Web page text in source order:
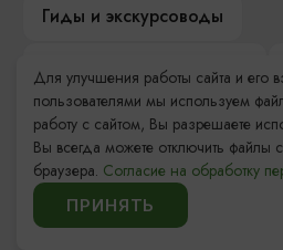
Гиды и экскурсоводы
Достопримечательности
Рестораны
Гостиницы
Компас Балтийской кухни
Настоящий Калининградец
Для улучшения работы сайта и его
пользователями мы используем
работу с сайтом, Вы разрешаете
Вы всегда можете отключить файлы
браузера. Согласие на обработку
ПРИНЯТЬ